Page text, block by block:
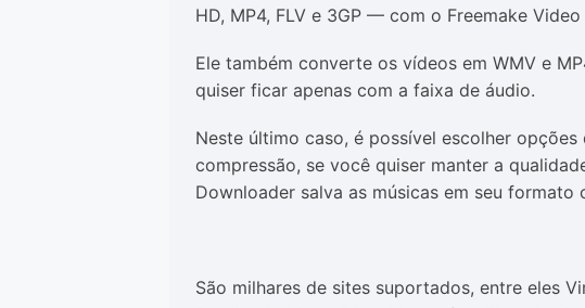
HD, MP4, FLV e 3GP — com o Freemake
Ele também converte os vídeos em WMV e
quiser ficar apenas com a faixa de áudio.
Neste último caso, é possível escolher
compressão, se você quiser manter a
Downloader salva as músicas em seu formato
São milhares de sites suportados, entre eles